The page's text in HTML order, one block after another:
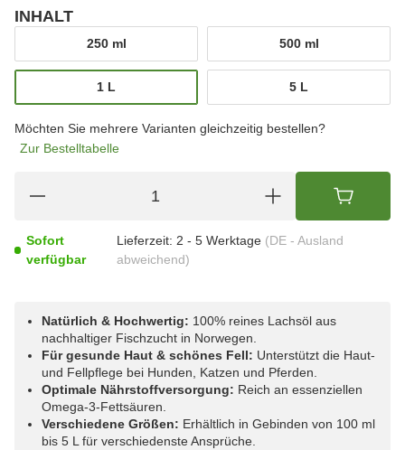
INHALT
250 ml
250 ml
500 ml
500 ml
1 L
1 L
5 L
5 L
Möchten Sie mehrere Varianten gleichzeitig bestellen?
Zur Bestelltabelle
Sofort
verfügbar
Lieferzeit: 2 - 5 Werktage (DE - Ausland
abweichend)
Natürlich & Hochwertig: 100% reines Lachsöl aus
nachhaltiger Fischzucht in Norwegen.
Für gesunde Haut & schönes Fell: Unterstützt die Haut-
und Fellpflege bei Hunden, Katzen und Pferden.
Optimale Nährstoffversorgung: Reich an essenziellen
Omega-3-Fettsäuren.
Verschiedene Größen: Erhältlich in Gebinden von 100 ml
bis 5 L für verschiedenste Ansprüche.